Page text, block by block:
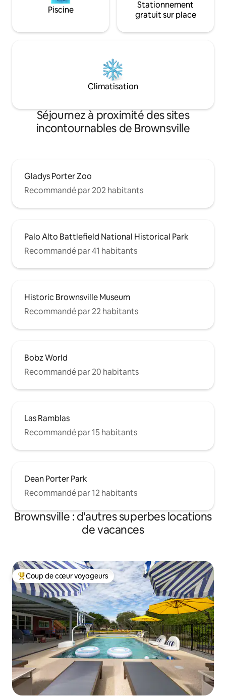
Piscine
Stationnement
gratuit sur place
Climatisation
Séjournez à proximité des sites
incontournables de Brownsville
Gladys Porter Zoo
Recommandé par 202 habitants
Palo Alto Battlefield National Historical Park
Recommandé par 41 habitants
Historic Brownsville Museum
Recommandé par 22 habitants
Bobz World
Recommandé par 20 habitants
Las Ramblas
Recommandé par 15 habitants
Dean Porter Park
Recommandé par 12 habitants
Brownsville : d'autres superbes locations
de vacances
Coups de cœur voyageurs les plus appréciés
Coup de cœur voyageurs